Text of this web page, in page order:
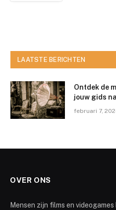
LAATSTE BERICHTEN
Ontdek de
jouw gids
februari 7,
OVER ONS
Mensen zijn films en